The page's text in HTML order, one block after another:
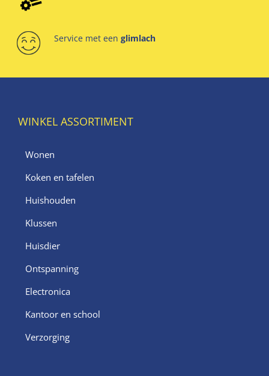
Service met een glimlach
WINKEL ASSORTIMENT
Wonen
Koken en tafelen
Huishouden
Klussen
Huisdier
Ontspanning
Electronica
Kantoor en school
Verzorging